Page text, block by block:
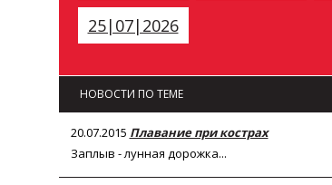
25|07|2026
НОВОСТИ ПО ТЕМЕ
20.07.2015 Плавание при кострах
Заплыв - лунная дорожка...